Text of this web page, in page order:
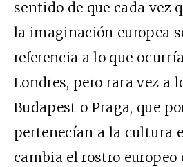
sentido de que cada vez
la imaginación europea
referencia a lo que
Londres, pero rara vez a
Budapest o Praga, que
pertenecían a la cultura
cambia el rostro europeo